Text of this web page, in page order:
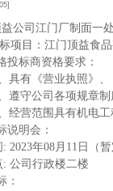
公司 江门厂制面一
项目：江门顶益食
投标商资格要求：
具有《营业执照》
遵守公司各项规章
经营范围具有机电
说明会：
: 2023年08月 11 日（
: 公司行政楼二楼
：